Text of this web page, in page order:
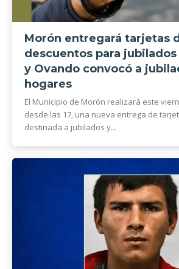
Morón entregará tarjetas
descuentos para jubilados
y Ovando convocó a
hogares
El Municipio de Morón realizará este
desde las 17, una nueva entrega de
destinada a jubilados y...